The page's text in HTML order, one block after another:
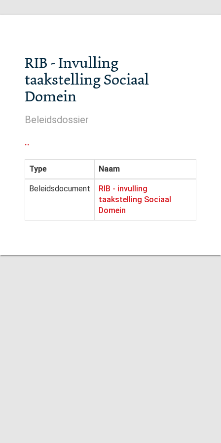
RIB - Invulling
taakstelling Sociaal
Domein
Beleidsdossier
..
Type Naam
Beleidsdocument
RIB - invulling
taakstelling Sociaal
Domein